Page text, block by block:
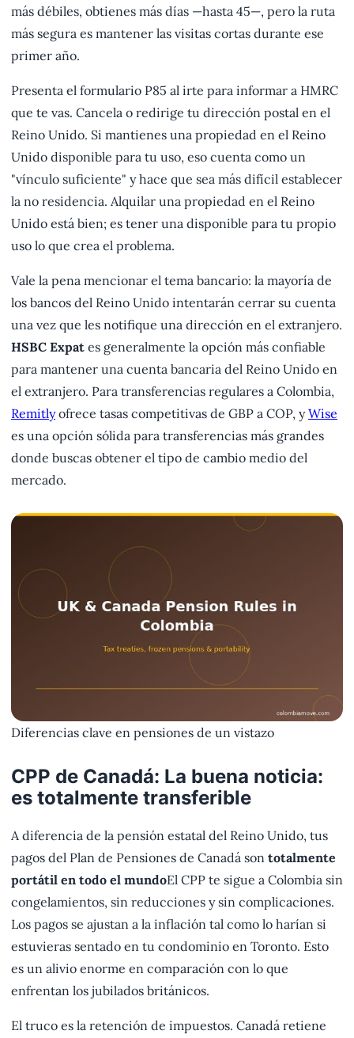
más débiles, obtienes más días —hasta 45—, pero la ruta
más segura es mantener las visitas cortas durante ese
primer año.
Presenta el formulario P85 al irte para informar a HMRC
que te vas. Cancela o redirige tu dirección postal en el
Reino Unido. Si mantienes una propiedad en el Reino
Unido disponible para tu uso, eso cuenta como un
"vínculo suficiente" y hace que sea más difícil establecer
la no residencia. Alquilar una propiedad en el Reino
Unido está bien; es tener una disponible para tu propio
uso lo que crea el problema.
Vale la pena mencionar el tema bancario: la mayoría de
los bancos del Reino Unido intentarán cerrar su cuenta
una vez que les notifique una dirección en el extranjero.
HSBC Expat es generalmente la opción más confiable
para mantener una cuenta bancaria del Reino Unido en
el extranjero. Para transferencias regulares a Colombia,
Remitlyofrece tasas competitivas de GBP a COP, yWise
es una opción sólida para transferencias más grandes
donde buscas obtener el tipo de cambio medio del
mercado.
Diferencias clave en pensiones de un vistazo
CPP de Canadá: La buena noticia:
es totalmente transferible
A diferencia de la pensión estatal del Reino Unido, tus
pagos del Plan de Pensiones de Canadá son totalmente
portátil en todo el mundoEl CPP te sigue a Colombia sin
congelamientos, sin reducciones y sin complicaciones.
Los pagos se ajustan a la inflación tal como lo harían si
estuvieras sentado en tu condominio en Toronto. Esto
es un alivio enorme en comparación con lo que
enfrentan los jubilados británicos.
El truco es la retención de impuestos. Canadá retiene